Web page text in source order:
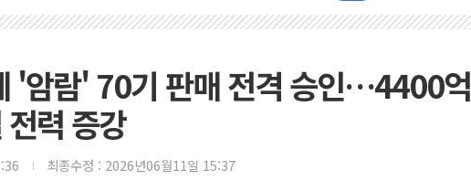
[종합] 김민석,
인천서 말다툼
김민석, 강원·
[속보] 민주,
[속보] 민주,
[속보] 민주,
'암람' 70기 판매 전격 승인…4400
력 증강
최종수정 : 2026년06월11일 15:37